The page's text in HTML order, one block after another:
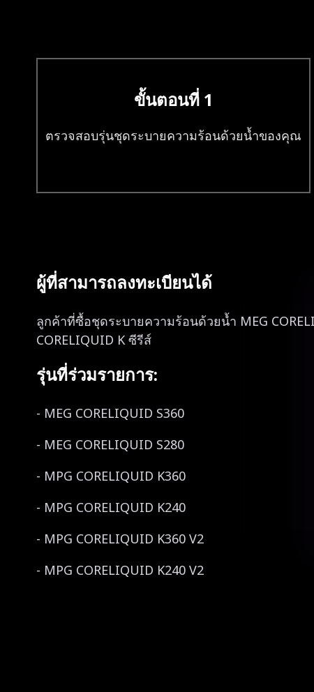
ขั้นตอนที่ 1
ตรวจสอบรุ่นชุดระบายความร้อนด้วยน้ำของคุณ
ผู้ที่สามารถลงทะเบียนได้
ลูกค้าที่ซื้อชุดระบายความร้อนด้วยน้ำ MEG
CORELIQUID K ซีรีส์
รุ่นที่ร่วมรายการ:
- MEG CORELIQUID S360
- MEG CORELIQUID S280
- MPG CORELIQUID K360
- MPG CORELIQUID K240
- MPG CORELIQUID K360 V2
- MPG CORELIQUID K240 V2